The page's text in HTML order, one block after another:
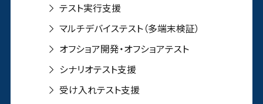
テスト実行支援
マルチデバイステスト（多端末検証）
オフショア開発・オフショアテスト
シナリオテスト支援
受け入れテスト支援